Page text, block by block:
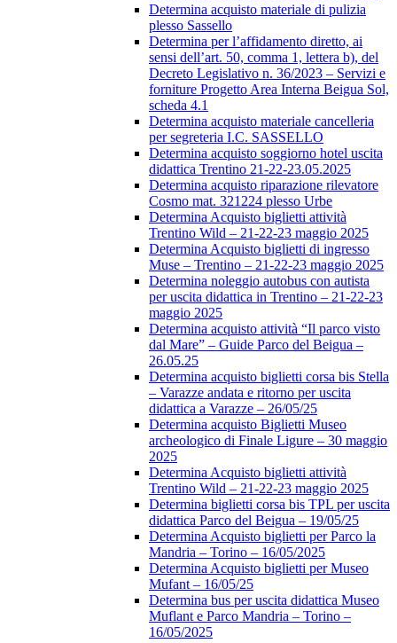
Determina acquisto materiale di pulizia
plesso Sassello
Determina per l’affidamento diretto, ai
sensi dell’art. 50, comma 1, lettera b), del
Decreto Legislativo n. 36/2023 – Servizi e
forniture Progetto Area Interna Beigua Sol,
scheda 4.1
Determina acquisto materiale cancelleria
per segreteria I.C. SASSELLO
Determina acquisto soggiorno hotel uscita
didattica Trentino 21-22-23.05.2025
Determina acquisto riparazione rilevatore
Cosmo mat. 321224 plesso Urbe
Determina Acquisto biglietti attività
Trentino Wild – 21-22-23 maggio 2025
Determina Acquisto biglietti di ingresso
Muse – Trentino – 21-22-23 maggio 2025
Determina noleggio autobus con autista
per uscita didattica in Trentino – 21-22-23
maggio 2025
Determina acquisto attività “Il parco visto
dal Mare” – Guide Parco del Beigua –
26.05.25
Determina acquisto biglietti corsa bis Stella
– Varazze andata e ritorno per uscita
didattica a Varazze – 26/05/25
Determina acquisto Biglietti Museo
archeologico di Finale Ligure – 30 maggio
2025
Determina Acquisto biglietti attività
Trentino Wild – 21-22-23 maggio 2025
Determina biglietti corsa bis TPL per uscita
didattica Parco del Beigua – 19/05/25
Determina Acquisto biglietti per Parco la
Mandria – Torino – 16/05/2025
Determina Acquisto biglietti per Museo
Mufant – 16/05/25
Determina bus per uscita didattica Museo
Muflant e Parco Mandria – Torino –
16/05/2025